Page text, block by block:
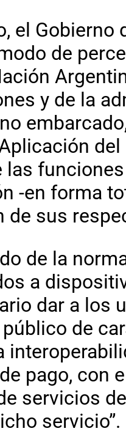
el
de
y de la
las
-en forma
de sus
de la
a
dar a los
de
pago, con
servicios
servicio”.